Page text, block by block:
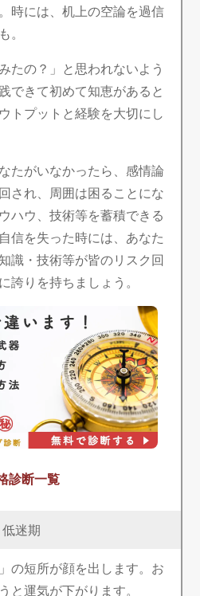
時には、机上の空論を過信
。
たの？」と思われないよう
できて初めて知恵があると
トプットと経験を大切にし
たがいなかったら、感情論
され、周囲は困ることにな
ハウ、技術等を蓄積できる
信を失った時には、あなた
識・技術等が皆のリスク回
誇りを持ちましょう。
診断一覧
低迷期
の短所が顔を出します。お
と運気が下がります。